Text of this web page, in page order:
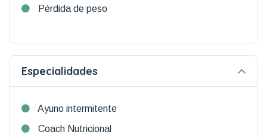
Pérdida de peso
Especialidades
Ayuno intermitente
Coach Nutricional